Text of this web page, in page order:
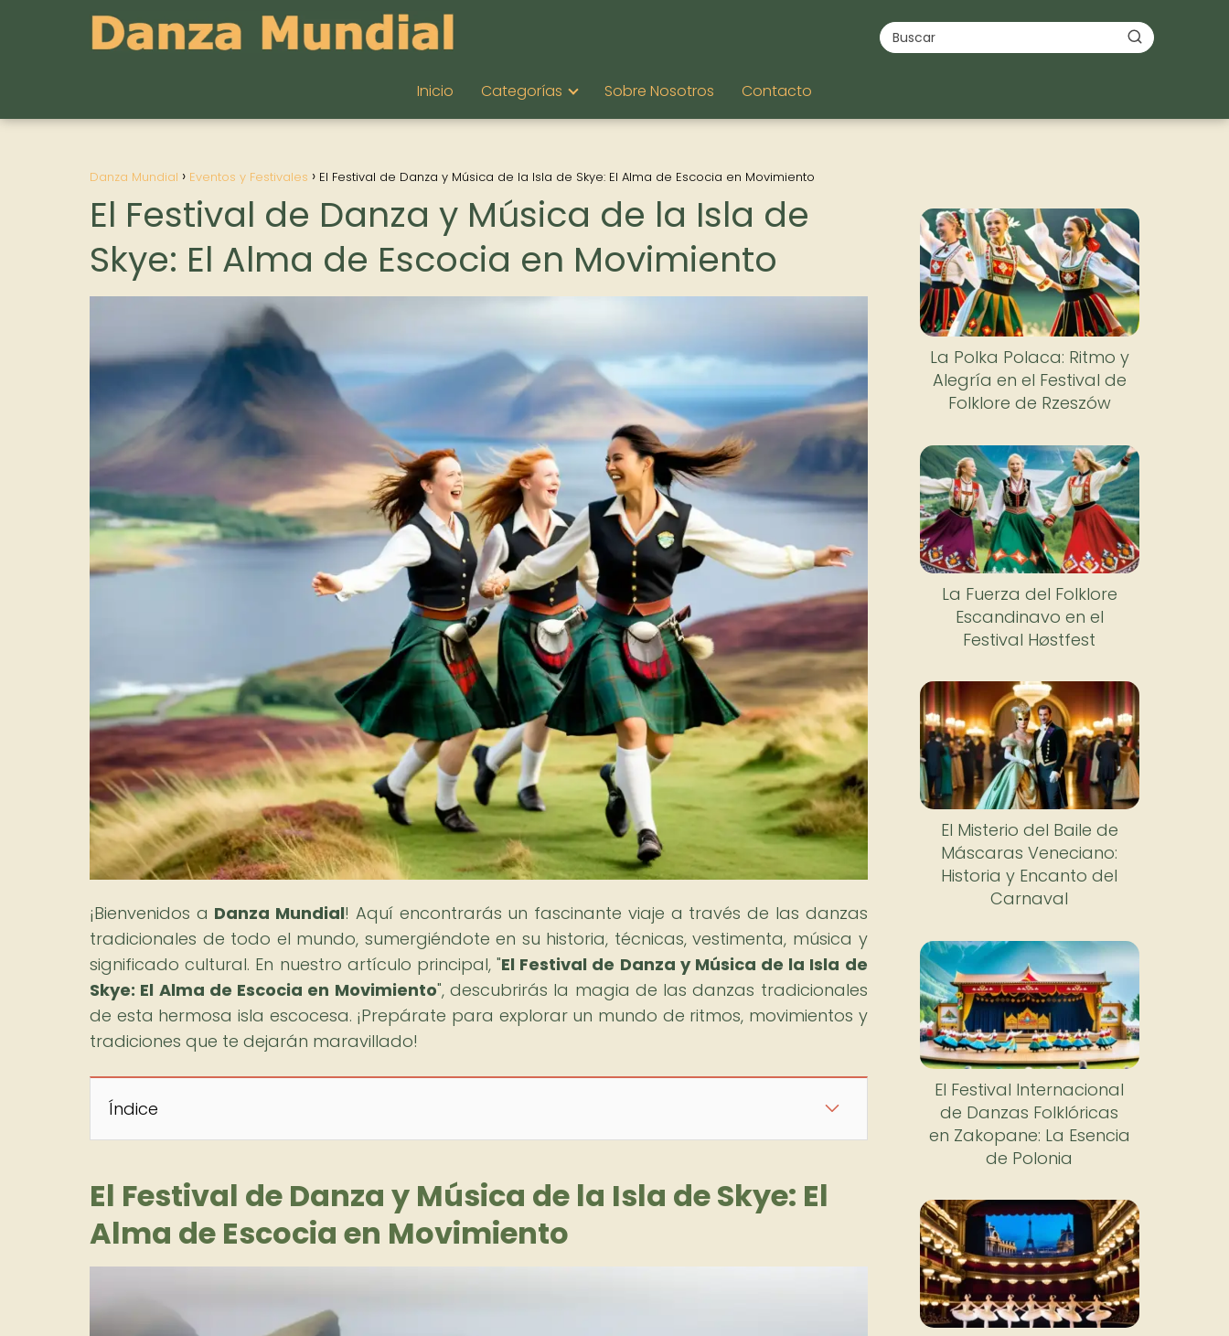
Inicio Categorías Sobre Nosotros Contacto
Danza Mundial Eventos y Festivales El Festival de Danza y Música de la Isla de Skye: El Alma de Escocia en Movimiento
El Festival de Danza y Música de la Isla de
Skye: El Alma de Escocia en Movimiento
¡Bienvenidos a Danza Mundial! Aquí encontrarás un fascinante viaje a través de las danzas
tradicionales de todo el mundo, sumergiéndote en su historia, técnicas, vestimenta, música y
significado cultural. En nuestro artículo principal, "El Festival de Danza y Música de la Isla de
Skye: El Alma de Escocia en Movimiento", descubrirás la magia de las danzas tradicionales
de esta hermosa isla escocesa. ¡Prepárate para explorar un mundo de ritmos, movimientos y
tradiciones que te dejarán maravillado!
Índice
El Festival de Danza y Música de la Isla de Skye: El
Alma de Escocia en Movimiento
La Polka Polaca: Ritmo y
Alegría en el Festival de
Folklore de Rzeszów
La Fuerza del Folklore
Escandinavo en el
Festival Høstfest
El Misterio del Baile de
Máscaras Veneciano:
Historia y Encanto del
Carnaval
El Festival Internacional
de Danzas Folklóricas
en Zakopane: La Esencia
de Polonia